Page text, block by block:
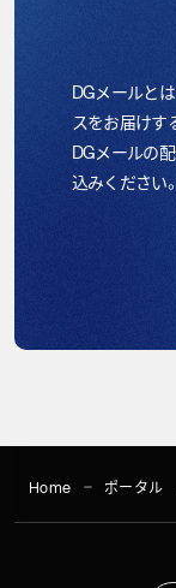
DGメールと
スをお届けす
DGメールの
込みください。
Home ポータル